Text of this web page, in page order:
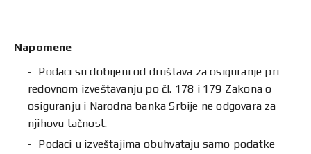
Napomene
Podaci su dobijeni od društava za osiguranje pri
redovnom izveštavanju po čl. 178 i 179 Zakona o
osiguranju i Narodna banka Srbije ne odgovara za
njihovu tačnost.
Podaci u izveštajima obuhvataju samo podatke